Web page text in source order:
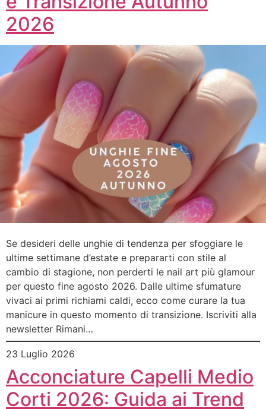
2026
Se desideri delle unghie di tendenza per sfoggiare le
ultime settimane d’estate e prepararti con stile al
cambio di stagione, non perderti le nail art più glamour
per questo fine agosto 2026. Dalle ultime sfumature
vivaci ai primi richiami caldi, ecco come curare la tua
manicure in questo momento di transizione. Iscriviti alla
newsletter Rimani…
23 Luglio 2026
Acconciature Capelli Medio
Corti 2026: Guida ai Trend